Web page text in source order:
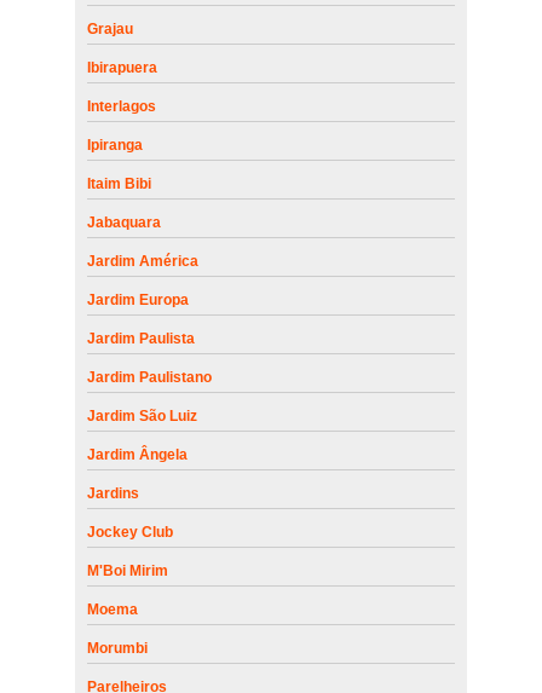
Grajau
Ibirapuera
Interlagos
Ipiranga
Itaim Bibi
Jabaquara
Jardim América
Jardim Europa
Jardim Paulista
Jardim Paulistano
Jardim São Luiz
Jardim Ângela
Jardins
Jockey Club
M'Boi Mirim
Moema
Morumbi
Parelheiros